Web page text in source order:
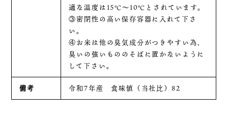
適な温度は15℃～10℃とされています。
③密閉性の高い保存容器に入れて下さ
い。
④お米は他の臭気成分がつきやすい為、
臭いの強いもののそばに置かないように
して下さい。
備考 令和7年産 食味値（当社比）82